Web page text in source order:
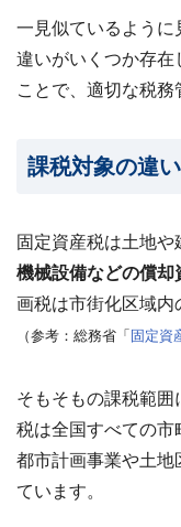
一見似ているように
違いがいくつか存在
ことで、適切な税務
課税対象の違い
固定資産税は土地や
機械設備などの償却
画税は市街化区域内
（参考：総務省「 固定資
そもそもの課税範
税は全国すべての市
都市計画事業や土地
ています。